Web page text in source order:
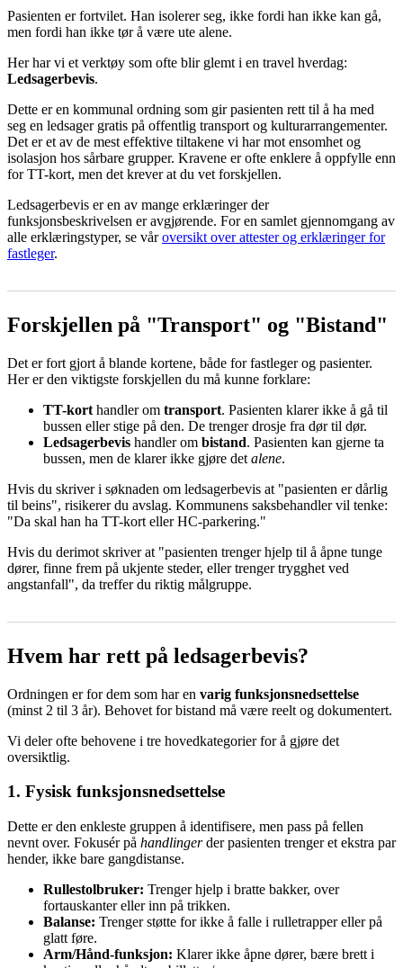
Pasienten er fortvilet. Han isolerer seg, ikke fordi han ikke kan gå,
men fordi han ikke tør å være ute alene.
Her har vi et verktøy som ofte blir glemt i en travel hverdag:
Ledsagerbevis.
Dette er en kommunal ordning som gir pasienten rett til å ha med
seg en ledsager gratis på offentlig transport og kulturarrangementer.
Det er et av de mest effektive tiltakene vi har mot ensomhet og
isolasjon hos sårbare grupper. Kravene er ofte enklere å oppfylle enn
for TT-kort, men det krever at du vet forskjellen.
Ledsagerbevis er en av mange erklæringer der
funksjonsbeskrivelsen er avgjørende. For en samlet gjennomgang av
alle erklæringstyper, se våroversikt over attester og erklæringer for
fastleger.
Forskjellen på "Transport" og "Bistand"
Det er fort gjort å blande kortene, både for fastleger og pasienter.
Her er den viktigste forskjellen du må kunne forklare:
TT-kort handler om transport. Pasienten klarer ikke å gå til
bussen eller stige på den. De trenger drosje fra dør til dør.
Ledsagerbevis handler om bistand. Pasienten kan gjerne ta
bussen, men de klarer ikke gjøre det alene.
Hvis du skriver i søknaden om ledsagerbevis at "pasienten er dårlig
til beins", risikerer du avslag. Kommunens saksbehandler vil tenke:
"Da skal han ha TT-kort eller HC-parkering."
Hvis du derimot skriver at "pasienten trenger hjelp til å åpne tunge
dører, finne frem på ukjente steder, eller trenger trygghet ved
angstanfall", da treffer du riktig målgruppe.
Hvem har rett på ledsagerbevis?
Ordningen er for dem som har en varig funksjonsnedsettelse
(minst 2 til 3 år). Behovet for bistand må være reelt og dokumentert.
Vi deler ofte behovene i tre hovedkategorier for å gjøre det
oversiktlig.
1. Fysisk funksjonsnedsettelse
Dette er den enkleste gruppen å identifisere, men pass på fellen
nevnt over. Fokusér på handlingerder pasienten trenger et ekstra par
hender, ikke bare gangdistanse.
Rullestolbruker: Trenger hjelp i bratte bakker, over
fortauskanter eller inn på trikken.
Balanse: Trenger støtte for ikke å falle i rulletrapper eller på
glatt føre.
Arm/Hånd-funksjon: Klarer ikke åpne dører, bære brett i